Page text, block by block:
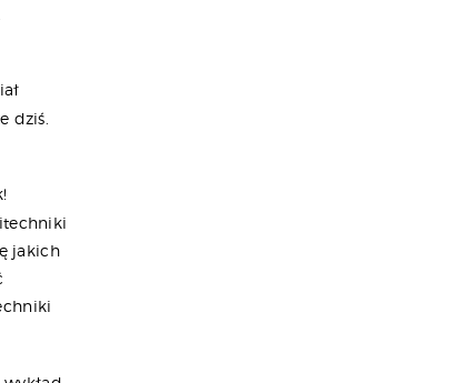
dziś.
jakich